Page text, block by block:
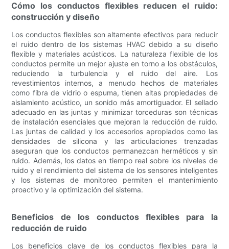
Cómo los conductos flexibles reducen el ruido:
construcción y diseño
Los conductos flexibles son altamente efectivos para reducir
el ruido dentro de los sistemas HVAC debido a su diseño
flexible y materiales acústicos. La naturaleza flexible de los
conductos permite un mejor ajuste en torno a los obstáculos,
reduciendo la turbulencia y el ruido del aire. Los
revestimientos internos, a menudo hechos de materiales
como fibra de vidrio o espuma, tienen altas propiedades de
aislamiento acústico, un sonido más amortiguador. El sellado
adecuado en las juntas y minimizar torceduras son técnicas
de instalación esenciales que mejoran la reducción de ruido.
Las juntas de calidad y los accesorios apropiados como las
densidades de silicona y las articulaciones trenzadas
aseguran que los conductos permanezcan herméticos y sin
ruido. Además, los datos en tiempo real sobre los niveles de
ruido y el rendimiento del sistema de los sensores inteligentes
y los sistemas de monitoreo permiten el mantenimiento
proactivo y la optimización del sistema.
Beneficios de los conductos flexibles para la
reducción de ruido
Los beneficios clave de los conductos flexibles para la